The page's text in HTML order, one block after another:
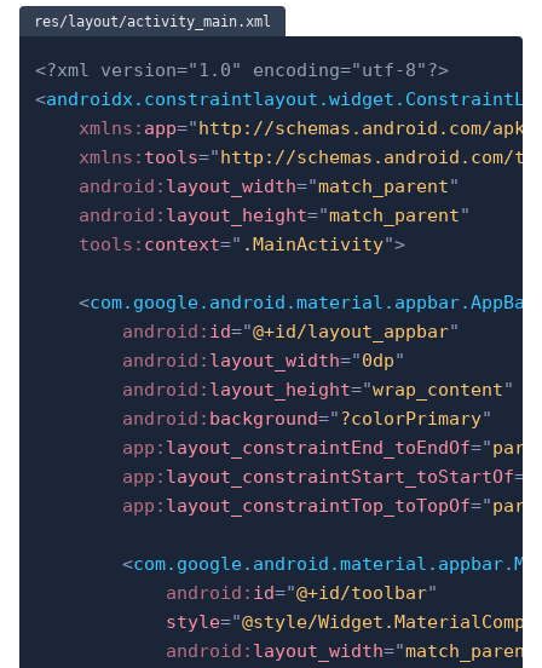
res/layout/activity_main.xml
<?xml version="1.0" encoding="utf-8"?>
<
xmlns: app="http://schemas.android.com/
xmlns: tools="http://schemas.android.com/
android: layout_width="match_parent"
android: layout_height="match_parent"
tools: context=" .MainActivity">
<
android: id="@+id/layout_appbar"
android: layout_width="0dp"
android: layout_height="wrap_content"
android: background="?colorPrimary"
app: layout_constraintEnd_toEndOf="
app: layout_constraintStart_toStartOf=
app: layout_constraintTop_toTopOf="
<
android: id="@+id/toolbar"
style="@style/
android: layout_width="match_parent